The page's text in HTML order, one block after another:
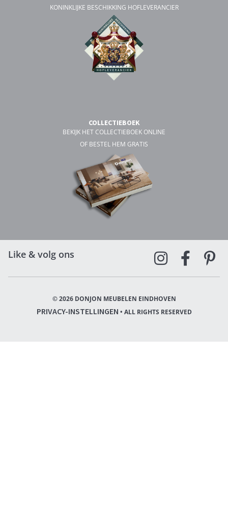
KONINKLIJKE BESCHIKKING HOFLEVERANCIER
COLLECTIEBOEK
BEKIJK HET COLLECTIEBOEK ONLINE
OF BESTEL HEM GRATIS
Like & volg ons
© 2026 DONJON MEUBELEN EINDHOVEN
PRIVACY-INSTELLINGEN • ALL RIGHTS RESERVED